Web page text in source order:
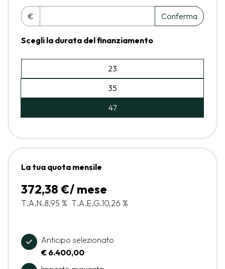
€ Conferma
Scegli la durata del finanziamento
23
35
47
La tua quota mensile
372,38 €/ mese
T.A.N.8,95 % T.A.E.G.10,26 %
Anticipo selezionato
€ 6.400,00